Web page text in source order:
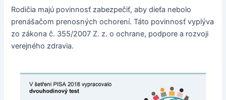
Rodičia majú povinnosť zabezpečiť, aby dieťa nebolo
prenášačom prenosných ochorení. Táto povinnosť vyplýva
zo zákona č. 355/2007 Z. z. o ochrane, podpore a rozvoji
verejného zdravia.